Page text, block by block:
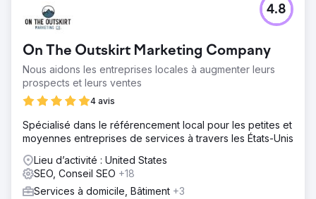
On The Outskirt Marketing Company
Nous aidons les entreprises locales à augmenter leurs
prospects et leurs ventes
4 avis
4.8
Spécialisé dans le référencement local pour les petites et
moyennes entreprises de services à travers les États-Unis
Lieu d’activité : United States
SEO, Conseil SEO +18
Services à domicile, Bâtiment +3